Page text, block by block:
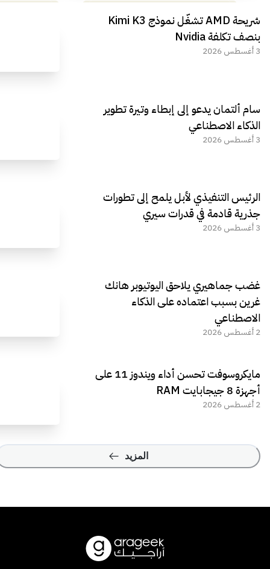
مراجعة شاملة لعملاق الألعاب
الجديد REDMAGIC 11 AIR
شريحة AMD تشغّل نموذج Kimi K3
بنصف تكلفة Nvidia
3 أغسطس 2026
سام ألتمان يدعو إلى إبطاء وتيرة تطوير
الذكاء الاصطناعي
3 أغسطس 2026
الرئيس التنفيذي لأبل يلمح إلى تطورات
جذرية قادمة في قدرات سيري
3 أغسطس 2026
غضب جماهيري يلاحق اليوتيوبر هانك
غرين بسبب اعتماده على الذكاء
الاصطناعي
2 أغسطس 2026
مايكروسوفت تحسن أداء ويندوز 11 على
أجهزة 8 جيجابايت RAM
2 أغسطس 2026
المزيد